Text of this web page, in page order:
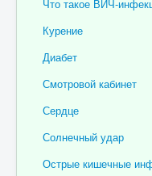
Связаться с нами
Отзывы пациентов
Что такое ВИЧ-
Курение
Диабет
Смотровой кабинет
Сердце
Солнечный удар
Острые кишечные